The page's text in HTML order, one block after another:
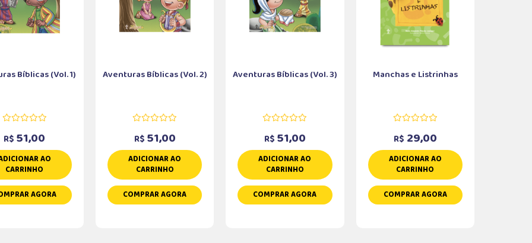
Bíblicas (Vol. 1)
R$ 51,00
AO
CARRINHO
AGORA
Aventuras Bíblicas (Vol. 2)
R$ 51,00
ADICIONAR AO
CARRINHO
COMPRAR AGORA
Aventuras Bíblicas (Vol. 3)
R$ 51,00
ADICIONAR AO
CARRINHO
COMPRAR AGORA
Manchas e Listrinhas
R$ 29,00
ADICIONAR AO
CARRINHO
COMPRAR AGORA